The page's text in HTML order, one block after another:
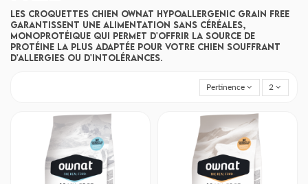
Les croquettes chien Ownat Hypoallergenic Grain Free
garantissent une alimentation sans céréales,
monoprotéique qui permet d'offrir la source de
protéine la plus adaptée pour votre chien souffrant
d'allergies ou d'intolérances.
Pertinence 2